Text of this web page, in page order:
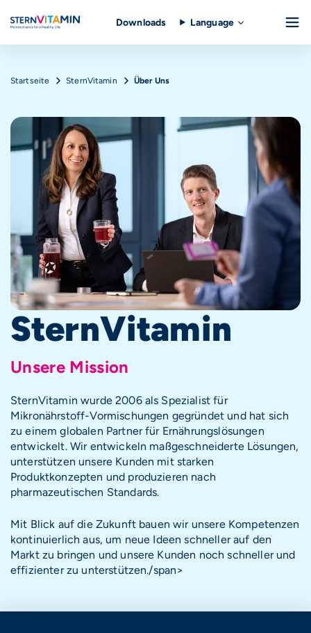
Downloads Language
Pfadnavigation
Startseite SternVitamin Über Uns
SternVitamin
Unsere Mission
SternVitamin wurde 2006 als Spezialist für
Mikronährstoff-Vormischungen gegründet und hat sich
zu einem globalen Partner für Ernährungslösungen
entwickelt. Wir entwickeln maßgeschneiderte Lösungen,
unterstützen unsere Kunden mit starken
Produktkonzepten und produzieren nach
pharmazeutischen Standards.
Mit Blick auf die Zukunft bauen wir unsere Kompetenzen
kontinuierlich aus, um neue Ideen schneller auf den
Markt zu bringen und unsere Kunden noch schneller und
effizienter zu unterstützen./span>